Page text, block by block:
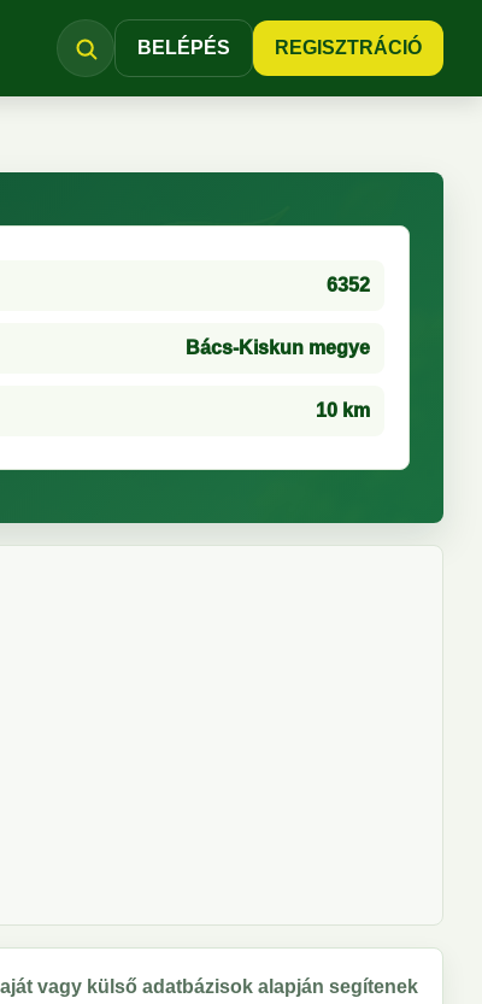
BELÉPÉS REGISZTRÁCIÓ
6352
Bács-Kiskun megye
10 km
vagy külső adatbázisok alapján segítenek